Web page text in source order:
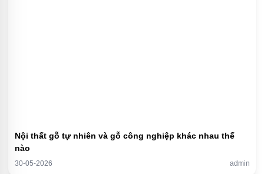
Nội thất gỗ tự nhiên và gỗ công nghiệp khác nhau thế
nào
30-05-2026 admin